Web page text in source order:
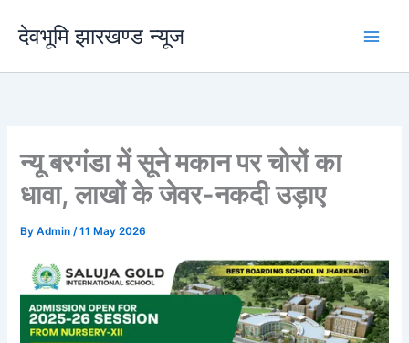
content
देवभूमि झारखण्ड न्यूज
न्यू बरगंडा में सूने मकान पर चोरों का
धावा, लाखों के जेवर-नकदी उड़ाए
ByAdmin/11 May 2026